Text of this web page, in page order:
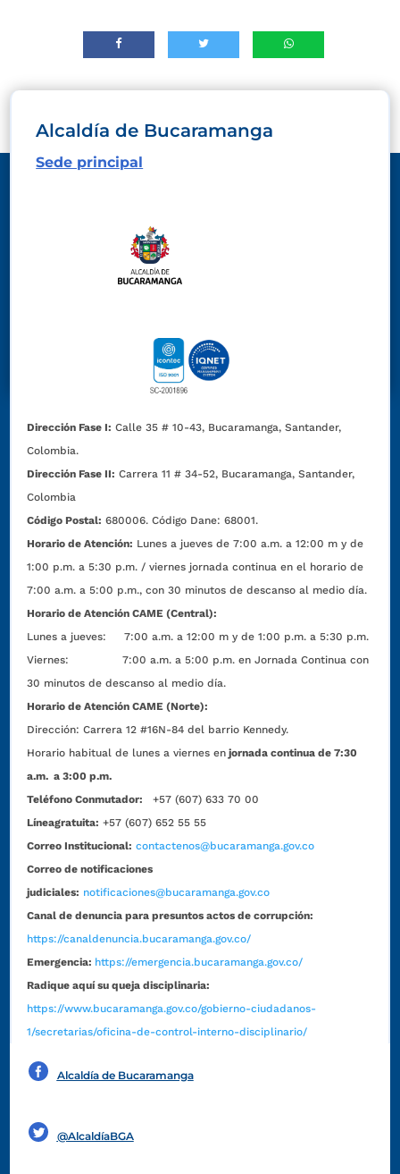
Alcaldía de Bucaramanga
Sede principal
Dirección Fase I: Calle 35 # 10-43, Bucaramanga, Santander,
Colombia.
Dirección Fase II: Carrera 11 # 34-52, Bucaramanga, Santander,
Colombia
Código Postal: 680006. Código Dane: 68001.
Horario de Atención: Lunes a jueves de 7:00 a.m. a 12:00 m y de
1:00 p.m. a 5:30 p.m. / viernes jornada continua en el horario de
7:00 a.m. a 5:00 p.m., con 30 minutos de descanso al medio día.
Horario de Atención CAME (Central):
Lunes a jueves: 7:00 a.m. a 12:00 m y de 1:00 p.m. a 5:30 p.m.
Viernes: 7:00 a.m. a 5:00 p.m. en Jornada Continua con
30 minutos de descanso al medio día.
Horario de Atención CAME (Norte):
Dirección:Carrera 12 #16N-84 del barrio Kennedy.
Horario habitual de lunes a viernes en jornada continua de 7:30
a.m. a 3:00 p.m.
Teléfono Conmutador:
+57 (607) 633 70 00
Líneagratuita: +57 (607) 652 55 55
Correo Institucional: contactenos@bucaramanga.gov.co
Correo de notificaciones
judiciales: notificaciones@bucaramanga.gov.co
Canal de denuncia para presuntos actos de corrupción:
https://canaldenuncia.bucaramanga.gov.co/
Emergencia: https://emergencia.bucaramanga.gov.co/
Radique aquí su queja disciplinaria:
https://www.bucaramanga.gov.co/gobierno-ciudadanos-
1/secretarias/oficina-de-control-interno-disciplinario/
Alcaldía de Bucaramanga
@AlcaldíaBGA